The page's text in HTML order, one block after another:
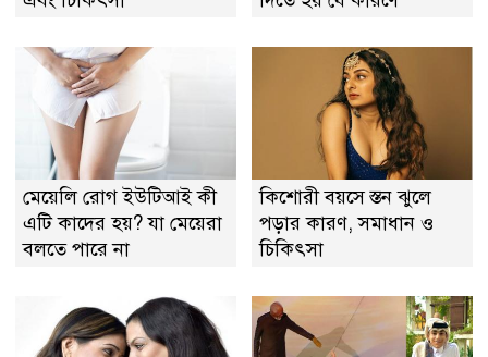
মেয়েলি রোগ ইউটিআই কী
এটি কাদের হয়? যা মেয়েরা
বলতে পারে না
কিশোরী বয়সে স্তন ঝুলে
পড়ার কারণ, সমাধান ও
চিকিৎসা